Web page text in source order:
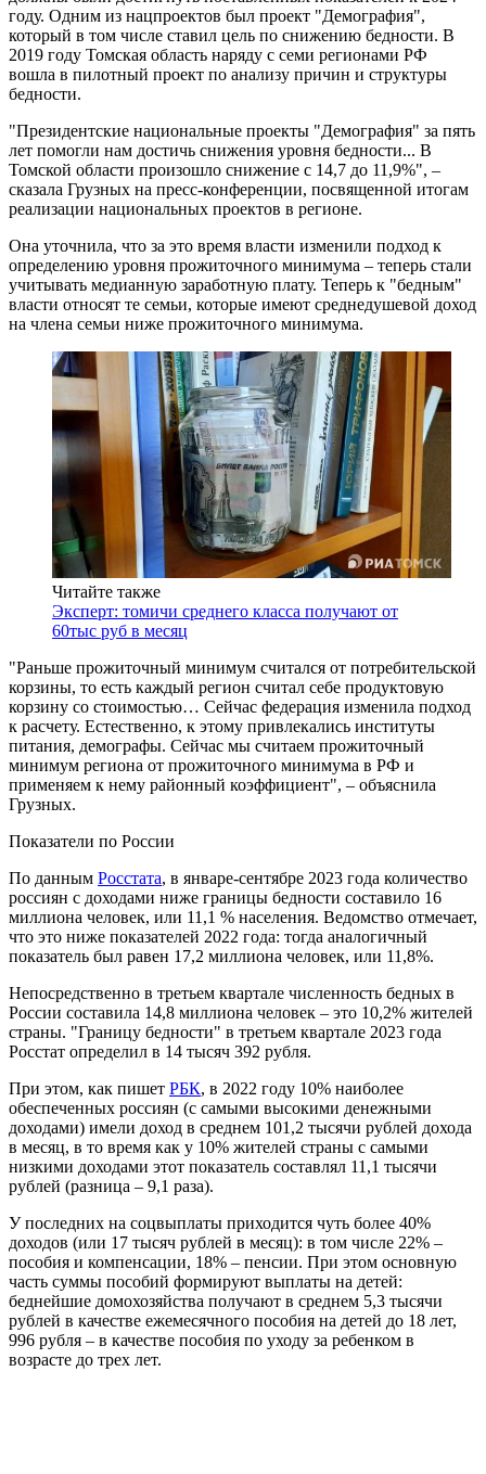
году. Одним из нацпроектов был проект "Демография",
который в том числе ставил цель по снижению бедности. В
2019 году Томская область наряду с семи регионами РФ
вошла в пилотный проект по анализу причин и структуры
бедности.
"Президентские национальные проекты "Демография" за пять
лет помогли нам достичь снижения уровня бедности... В
Томской области произошло снижение с 14,7 до 11,9%", –
сказала Грузных на пресс-конференции, посвященной итогам
реализации национальных проектов в регионе.
Она уточнила, что за это время власти изменили подход к
определению уровня прожиточного минимума – теперь стали
учитывать медианную заработную плату. Теперь к "бедным"
власти относят те семьи, которые имеют среднедушевой доход
на члена семьи ниже прожиточного минимума.
Читайте также
Эксперт: томичи среднего класса получают от
60тыс руб в месяц
"Раньше прожиточный минимум считался от потребительской
корзины, то есть каждый регион считал себе продуктовую
корзину со стоимостью… Сейчас федерация изменила подход
к расчету. Естественно, к этому привлекались институты
питания, демографы. Сейчас мы считаем прожиточный
минимум региона от прожиточного минимума в РФ и
применяем к нему районный коэффициент", – объяснила
Грузных.
Показатели по России
По данным Росстата, в январе-сентябре 2023 года количество
россиян с доходами ниже границы бедности составило 16
миллиона человек, или 11,1 % населения. Ведомство отмечает,
что это ниже показателей 2022 года: тогда аналогичный
показатель был равен 17,2 миллиона человек, или 11,8%.
Непосредственно в третьем квартале численность бедных в
России составила 14,8 миллиона человек – это 10,2% жителей
страны. "Границу бедности" в третьем квартале 2023 года
Росстат определил в 14 тысяч 392 рубля.
При этом, как пишет РБК, в 2022 году 10% наиболее
обеспеченных россиян (с самыми высокими денежными
доходами) имели доход в среднем 101,2 тысячи рублей дохода
в месяц, в то время как у 10% жителей страны с самыми
низкими доходами этот показатель составлял 11,1 тысячи
рублей (разница – 9,1 раза).
У последних на соцвыплаты приходится чуть более 40%
доходов (или 17 тысяч рублей в месяц): в том числе 22% –
пособия и компенсации, 18% – пенсии. При этом основную
часть суммы пособий формируют выплаты на детей:
беднейшие домохозяйства получают в среднем 5,3 тысячи
рублей в качестве ежемесячного пособия на детей до 18 лет,
996 рубля – в качестве пособия по уходу за ребенком в
возрасте до трех лет.